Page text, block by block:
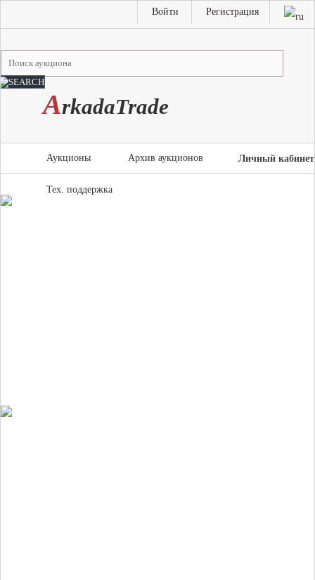
Войти Регистрация
ArkadaTrade
Личный кабинет
Аукционы Архив аукционов
Тех. поддержка